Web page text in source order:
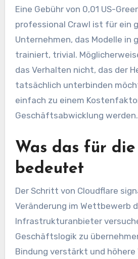
Eine Gebühr von 0,01 US-
professional Crawl ist für ein
Unternehmen, das Modelle in
trainiert, trivial.
das Verhalten nicht, das der
tatsächlich unterbinden
einfach zu einem
Geschäftsabwicklung werden.
Was das für
bedeutet
Der Schritt von Cloudflare
Veränderung im Wettbewerb
Infrastrukturanbieter
Geschäftslogik zu
Bindung verstärkt und höhere